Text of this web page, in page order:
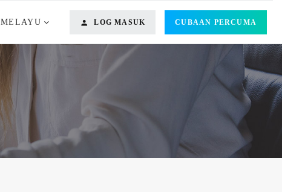
MELAYU LOG MASUK CUBAAN PERCUMA